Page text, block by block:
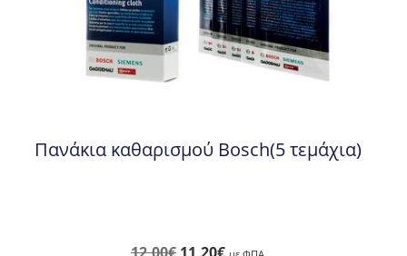
Πανάκια καθαρισμού Bosch(5 τεμάχια)
OriginalΗ